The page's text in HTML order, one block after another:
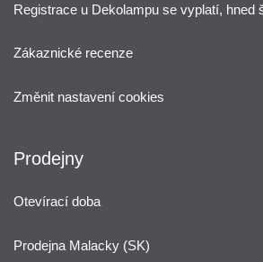
Registrace u Dekolampu se vyplatí, hned
Zákaznické recenze
Změnit nastavení cookies
Prodejny
Otevírací doba
Prodejna Malacky (SK)